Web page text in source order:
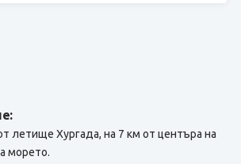
летище Хургада, на 7 км от центъра на
морето.